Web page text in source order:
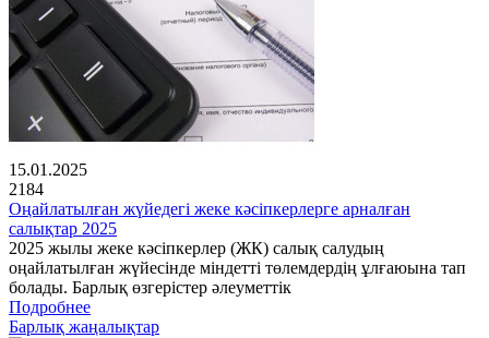
15.01.2025
2184
Оңайлатылған жүйедегі жеке кәсіпкерлерге арналған
салықтар 2025
2025 жылы жеке кәсіпкерлер (ЖК) салық салудың
оңайлатылған жүйесінде міндетті төлемдердің ұлғаюына тап
болады. Барлық өзгерістер әлеуметтік
Подробнее
Барлық жаңалықтар